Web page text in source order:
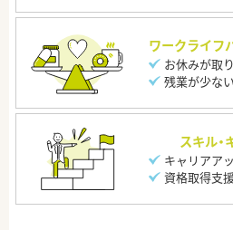
ワークライフ
お休みが取
残業が少ない
スキル・
キャリアア
資格取得支